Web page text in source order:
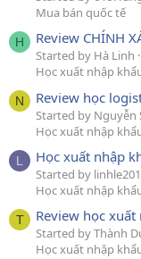
Mua bán quốc tế
H Review CHÍNH
Started by Hà Linh
Học xuất nhập
N Review học
Started by Nguyễn
Học xuất nhập
L Học xuất nhập
Started by
Học xuất nhập
T Review học
Started by Thành
Học xuất nhập